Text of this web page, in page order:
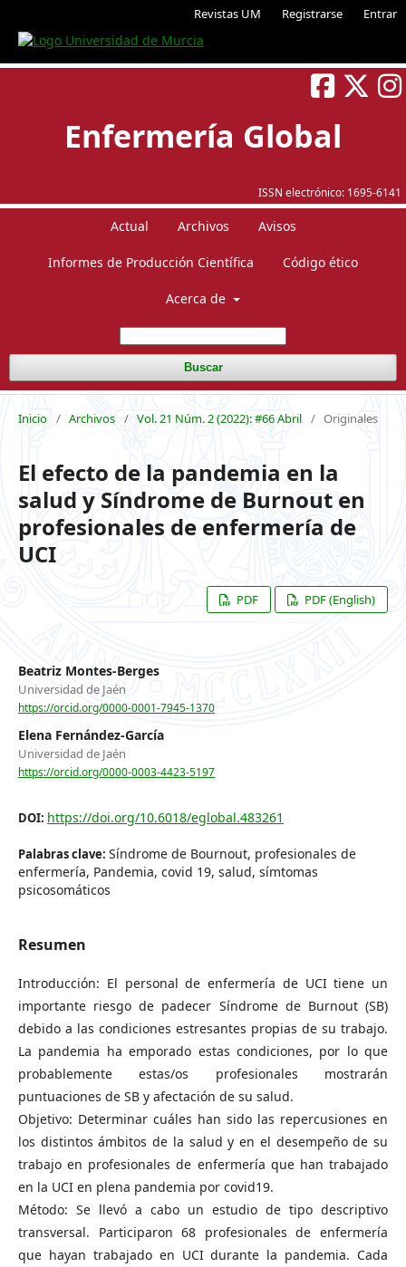
Revistas UM Registrarse Entrar
ISSN electrónico: 1695-6141
Enfermería Global
Actual Archivos Avisos
Informes de Producción Científica Código ético
Acerca de
Buscar
Inicio / Archivos / Vol. 21 Núm. 2 (2022): #66 Abril / Originales
El efecto de la pandemia en la
salud y Síndrome de Burnout en
profesionales de enfermería de
UCI
PDF PDF (English)
Beatriz Montes-Berges
Universidad de Jaén
https://orcid.org/0000-0001-7945-1370
Elena Fernández-García
Universidad de Jaén
https://orcid.org/0000-0003-4423-5197
DOI: https://doi.org/10.6018/eglobal.483261
Palabras clave: Síndrome de Bournout, profesionales de
enfermería, Pandemia, covid 19, salud, símtomas
psicosomáticos
Resumen
Introducción: El personal de enfermería de UCI tiene un
importante riesgo de padecer Síndrome de Burnout (SB)
debido a las condiciones estresantes propias de su trabajo.
La pandemia ha emporado estas condiciones, por lo que
probablemente estas/os profesionales mostrarán
puntuaciones de SB y afectación de su salud.
Objetivo: Determinar cuáles han sido las repercusiones en
los distintos ámbitos de la salud y en el desempeño de su
trabajo en profesionales de enfermería que han trabajado
en la UCI en plena pandemia por covid19.
Método: Se llevó a cabo un estudio de tipo descriptivo
transversal. Participaron 68 profesionales de enfermería
que hayan trabajado en UCI durante la pandemia. Cada